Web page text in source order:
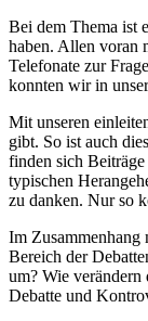
Bei dem Thema ist
haben. Allen voran
Telefonate zur
konnten wir in
Mit unseren
gibt. So ist auch
finden sich
typischen
zu danken. Nur so
Im Zusammenhang
Bereich der
um? Wie
Debatte und